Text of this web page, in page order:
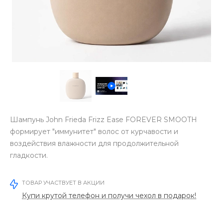
Шампунь John Frieda Frizz Ease FOREVER SMOOTH
формирует "иммунитет" волос от курчавости и
воздействия влажности для продолжительной
гладкости.
ТОВАР УЧАСТВУЕТ В АКЦИИ
Купи крутой телефон и получи чехол в подарок!